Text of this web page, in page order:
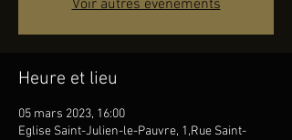
Voir autres événements
Heure et lieu
05 mars 2023, 16:00
Eglise Saint-Julien-le-Pauvre, 1,Rue Saint-